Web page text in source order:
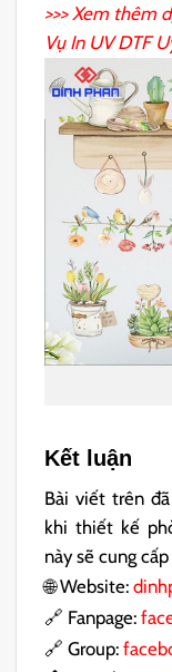
>>> Xem thêm
Vụ In UV DTF
Kết luận
Bài viết trên
khi thiết kế
này sẽ cung
🌐 Website:
🔗 Fanpage:
🔗 Group: